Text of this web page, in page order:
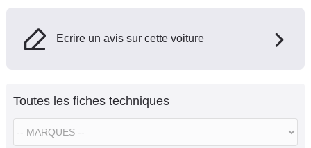
Ecrire un avis sur cette voiture
Toutes les fiches techniques